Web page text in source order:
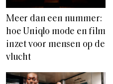
Meer dan een nummer:
hoe Uniqlo mode en film
inzet voor mensen op de
vlucht